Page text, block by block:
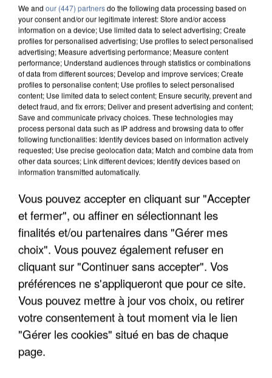
COULÉE DE BOUE EN HAUTE-SAVOIE
We and our (447) partnersdo the following data processing based on
your consent and/or our legitimate interest: Store and/or access
information on a device; Use limited data to select advertising; Create
profiles for personalised advertising; Use profiles to select personalised
advertising; Measure advertising performance; Measure content
performance; Understand audiences through statistics or combinations
of data from different sources; Develop and improve services; Create
profiles to personalise content; Use profiles to select personalised
content; Use limited data to select content; Ensure security, prevent and
detect fraud, and fix errors; Deliver and present advertising and content;
Save and communicate privacy choices. These technologies may
process personal data such as IP address and browsing data to offer
following functionalities: Identify devices based on information actively
requested; Use precise geolocation data; Match and combine data from
other data sources; Link different devices; Identify devices based on
information transmitted automatically.
Vous pouvez accepter en cliquant sur "Accepter
et fermer", ou affiner en sélectionnant les
finalités et/ou partenaires dans "Gérer mes
choix". Vous pouvez également refuser en
cliquant sur "Continuer sans accepter". Vos
préférences ne s'appliqueront que pour ce site.
Vous pouvez mettre à jour vos choix, ou retirer
votre consentement à tout moment via le lien
"Gérer les cookies" situé en bas de chaque
page.